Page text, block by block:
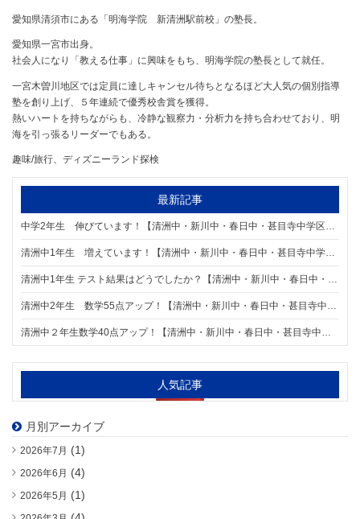
愛知県清須市にある「明海学院 新清洲駅前校」の塾長。
愛知県一宮市出身。
社会人になり「教える仕事」に興味をもち、明海学院の塾長として就任。
一宮木曽川地区では定員に達しキャンセル待ちとなるほど大人気の個別指導
塾を創り上げ、５年連続で優秀校舎賞を獲得。
熱いハートを持ちながらも、冷静な観察力・分析力を持ち合わせており、明
海を引っ張るリーダーでもある。
趣味/旅行、ディズニーランド探検
最新記事
人気記事
月別アーカイブ
2026年7月 (1)
2026年6月 (4)
2026年5月 (1)